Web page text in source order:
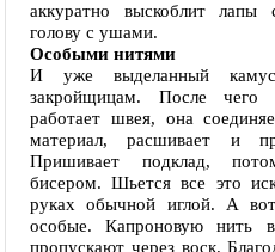
аккуратно выскоблит лапы
голову с ушами.
Особыми нитями
И уже выделанный
закройщицам. После чего
работает швея, она
материал, расшивает и
Пришивает подклад,
бисером. Шьется все это
руках обычной иглой. А
особые. Капроновую нить
пропускают через воск.